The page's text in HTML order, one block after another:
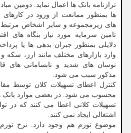
ترازنامه بانک ها اعمال نماید. دومین
ها بمنظور ممانعت از ورود در
های زیرمجموعه و سایر اشخاص مرتبط
تامین سرمایه مورد نیاز بنگاه های
دلایلی بمنظور جبران بدهی ها یا
وارد بازارهای مختلف مانند ارز،
نوسان های شدید و نابسامانی های
مذکور سبب می شود.
کنترل اعطای تسهیلات کلان توسط
محسوب می شود. در بعضی موارد بانک
تسهیلات کلانی اعطا می کنند که در
اشتغالی ایجاد نمی کنند.
موضوع تورم هم وجود دارد. نرخ